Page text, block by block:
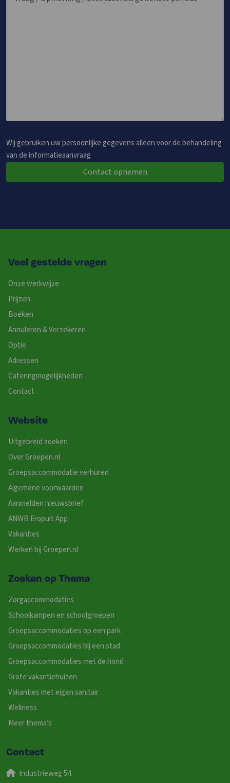
Wij gebruiken uw persoonlijke gegevens alleen voor de behandeling
van de informatieaanvraag
Contact opnemen
Veel gestelde vragen
Onze werkwijze
Prijzen
Boeken
Annuleren & Verzekeren
Optie
Adressen
Cateringmogelijkheden
Contact
Website
Uitgebreid zoeken
Over Groepen.nl
Groepsaccommodatie verhuren
Algemene voorwaarden
Aanmelden nieuwsbrief
ANWB Eropuit App
Vakanties
Werken bij Groepen.nl
Zoeken op Thema
Zorgaccommodaties
Schoolkampen en schoolgroepen
Groepsaccommodaties op een park
Groepsaccommodaties bij een stad
Groepsaccommodaties met de hond
Grote vakantiehuizen
Vakanties met eigen sanitair
Wellness
Meer thema’s
Contact
Industrieweg 54